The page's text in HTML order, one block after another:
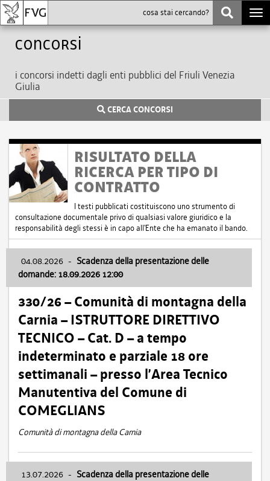
Concorsi
i concorsi indetti dagli enti pubblici del Friuli Venezia
Giulia
CERCA CONCORSI
RISULTATO DELLA
RICERCA PER TIPO DI
CONTRATTO
I testi pubblicati costituiscono uno strumento di
consultazione documentale privo di qualsiasi valore giuridico e la
responsabilità degli stessi è in capo all'Ente che ha emanato il bando.
04.08.2026 - Scadenza della presentazione delle
domande: 18.09.2026 12:00
330/26 – Comunità di montagna della
Carnia – ISTRUTTORE DIRETTIVO
TECNICO – Cat. D – a tempo
indeterminato e parziale 18 ore
settimanali – presso l’Area Tecnico
Manutentiva del Comune di
COMEGLIANS
Comunità di montagna della Carnia
13.07.2026 - Scadenza della presentazione delle